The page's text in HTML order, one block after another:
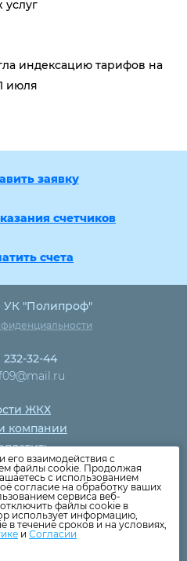
услуг
индексацию тарифов на
июля
заявку
счетчиков
счета
"Полипроф"
232-32-44
ЖКХ
компании
информации
его взаимодействия с
файлы cookie. Продолжая
с использованием
согласие на обработку ваших
сервиса веб-
файлы cookie в
использует информацию,
течение сроков и на условиях,
и Согласии